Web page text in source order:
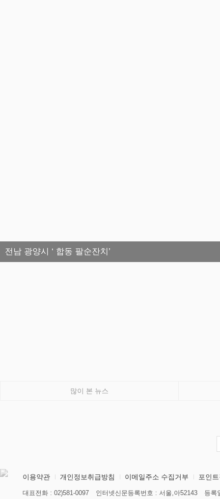
전남 광양시 ‘ 합동 팔순잔치’
많이 본 뉴스
이용약관 개인정보취급방침 이메일주소 수집거부 포인
대표전화 : 02)581-0097 인터넷신문등록번호 : 서울,아52143
등록